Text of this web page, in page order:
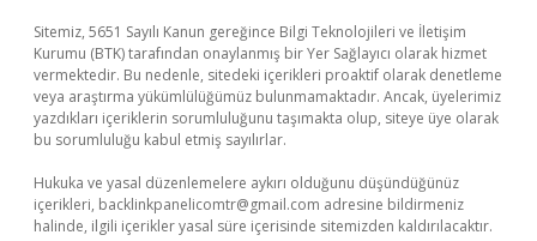
Sitemiz, 5651 Sayılı Kanun gereğince Bilgi Teknolojileri ve İletişim
Kurumu (BTK) tarafından onaylanmış bir Yer Sağlayıcı olarak hizmet
vermektedir. Bu nedenle, sitedeki içerikleri proaktif olarak denetleme
veya araştırma yükümlülüğümüz bulunmamaktadır. Ancak, üyelerimiz
yazdıkları içeriklerin sorumluluğunu taşımakta olup, siteye üye olarak
bu sorumluluğu kabul etmiş sayılırlar.
Hukuka ve yasal düzenlemelere aykırı olduğunu düşündüğünüz
içerikleri, backlinkpanelicomtr@gmail.com adresine bildirmeniz
halinde, ilgili içerikler yasal süre içerisinde sitemizden kaldırılacaktır.